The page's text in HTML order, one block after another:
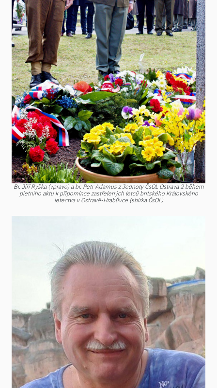
Br. Jiří Ryška (vpravo) a br. Petr Adamus z Jednoty ČsOL Ostrava 2 během
pietního aktu k připomínce zastřelených letců britského Královského
letectva v Ostravě-Hrabůvce (sbírka ČsOL)